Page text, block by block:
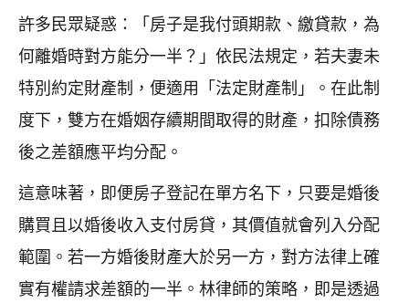
許多民眾疑惑：「房子是我付頭期款、繳貸款，為
何離婚時對方能分一半？」依民法規定，若夫妻未
特別約定財產制，便適用「法定財產制」。在此制
度下，雙方在婚姻存續期間取得的財產，扣除債務
後之差額應平均分配。
這意味著，即便房子登記在單方名下，只要是婚後
購買且以婚後收入支付房貸，其價值就會列入分配
範圍。若一方婚後財產大於另一方，對方法律上確
實有權請求差額的一半。林律師的策略，即是透過